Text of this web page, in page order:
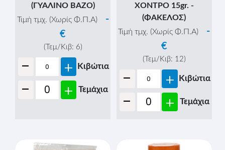
(ΓΥΑΛΙΝΟ ΒΑΖΟ)
Τιμή τμχ. (Χωρίς Φ.Π.Α)
-
€
(Τεμ/Κιβ: 6)
- + Κιβώτια
- + Τεμάχια
ΧΟΝΤΡΟ 15gr. -
(ΦΑΚΕΛΟΣ)
Τιμή τμχ. (Χωρίς Φ.Π.Α)
-
€
(Τεμ/Κιβ: 12)
- + Κιβώτια
- + Τεμάχια